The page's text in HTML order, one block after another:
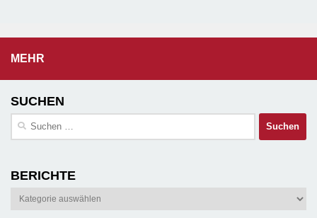
MEHR
SUCHEN
Suchen
BERICHTE
Berichte